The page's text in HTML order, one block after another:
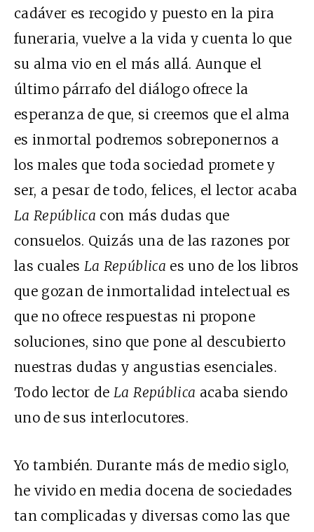
cadáver es recogido y puesto en la pira
funeraria, vuelve a la vida y cuenta lo que
su alma vio en el más allá. Aunque el
último párrafo del diálogo ofrece la
esperanza de que, si creemos que el alma
es inmortal podremos sobreponernos a
los males que toda sociedad promete y
ser, a pesar de todo, felices, el lector acaba
La República con más dudas que
consuelos. Quizás una de las razones por
las cuales La República es uno de los libros
que gozan de inmortalidad intelectual es
que no ofrece respuestas ni propone
soluciones, sino que pone al descubierto
nuestras dudas y angustias esenciales.
Todo lector deLa República acaba siendo
uno de sus interlocutores.
Yo también. Durante más de medio siglo,
he vivido en media docena de sociedades
tan complicadas y diversas como las que